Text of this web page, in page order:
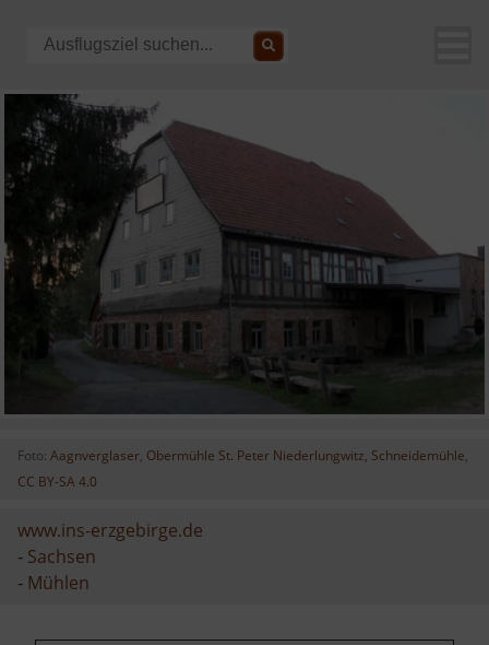
Foto: Aagnverglaser, Obermühle St. Peter Niederlungwitz, Schneidemühle,
CC BY-SA 4.0
www.ins-erzgebirge.de
- Sachsen
- Mühlen